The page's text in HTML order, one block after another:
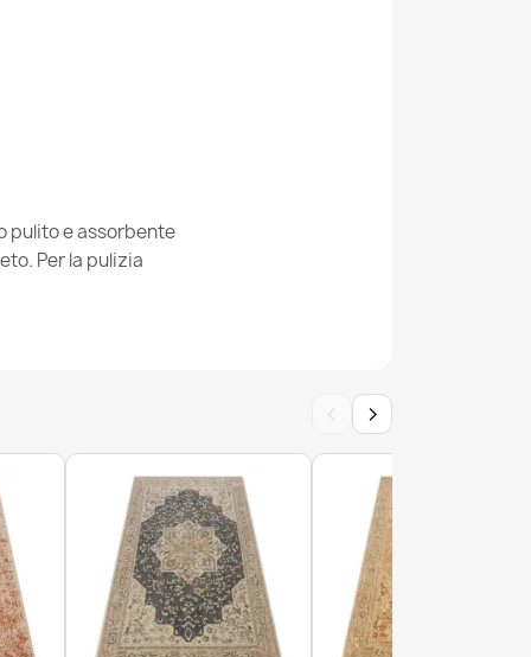
pulito e assorbente
Per la pulizia
‹ ›